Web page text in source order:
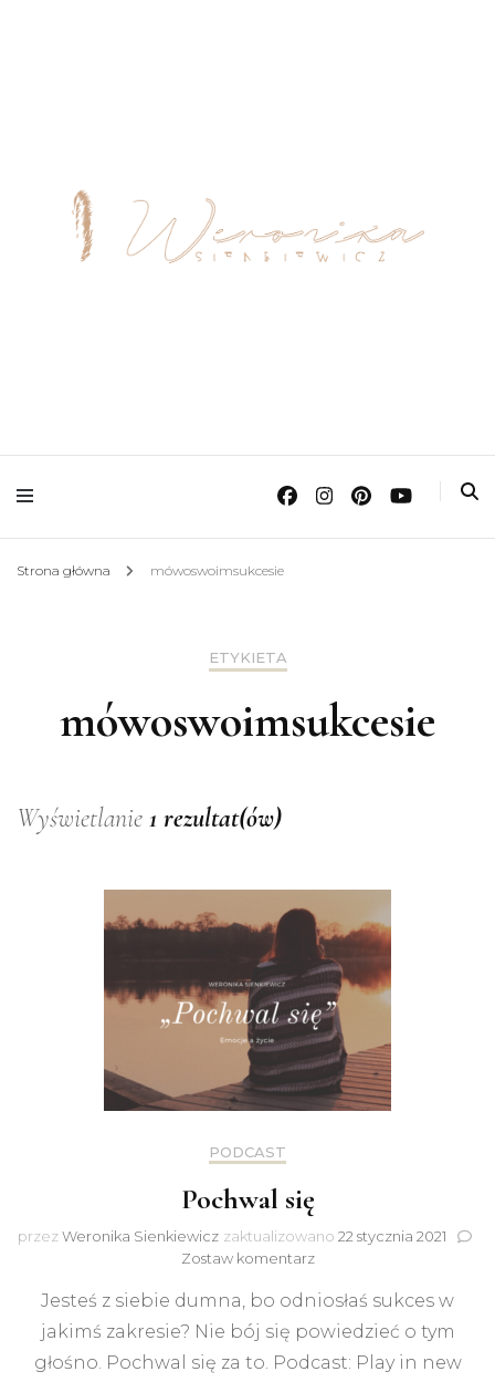
Strona główna mówoswoimsukcesie
ETYKIETA
mówoswoimsukcesie
Wyświetlanie 1 rezultat(ów)
PODCAST
Pochwal się
przezWeronika Sienkiewicz zaktualizowano 22 stycznia 2021
Zostaw komentarzdo
się
Jesteś z siebie dumna, bo odniosłaś sukces w
jakimś zakresie? Nie bój się powiedzieć o tym
głośno. Pochwal się za to. Podcast: Play in new